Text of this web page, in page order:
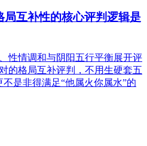
局互补性的核心评判逻辑是
情调和与阴阳五行平衡展开评
格局互补评判，不用生硬套五
是非得满足“他属火你属水”的